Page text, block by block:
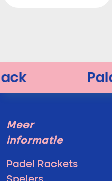
Meer
informatie
Padel Rackets